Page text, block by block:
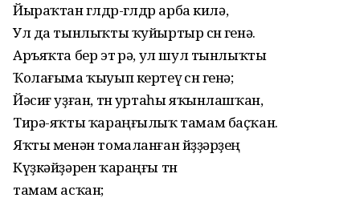
Йыраҡтан гөлдөр-гөлдөр арба килә,
Ул да тынлыҡты ҡуйыртыр өсөн генә.
Аръяҡта бер эт өрә, ул шул тынлыҡты
Ҡолағыма ҡыуып кертеү өсөн генә;
Йәсиғ уҙған, төн уртаһы яҡынлашҡан,
Тирә-яҡты ҡараңғылыҡ тамам баҫҡан.
Яҡты менән томаланған йөҙҙәрҙең
Күҙкәйҙәрен ҡараңғы төн
тамам асҡан;